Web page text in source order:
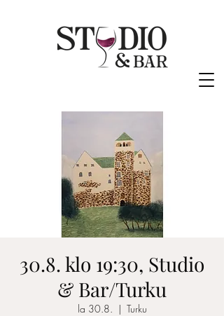
30.8. klo 19:30, Studio
& Bar/Turku
la 30.8.
  |
Turku